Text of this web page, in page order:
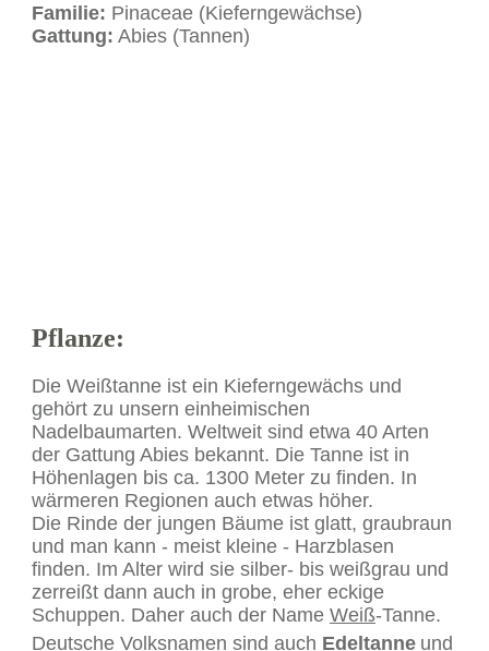
Familie: Pinaceae (Kieferngewächse)
Gattung: Abies (Tannen)
Pflanze:
Die Weißtanne ist ein Kieferngewächs und
gehört zu unsern einheimischen
Nadelbaumarten. Weltweit sind etwa 40 Arten
der Gattung Abies bekannt. Die Tanne ist in
Höhenlagen bis ca. 1300 Meter zu finden. In
wärmeren Regionen auch etwas höher.
Die Rinde der jungen Bäume ist glatt, graubraun
und man kann - meist kleine - Harzblasen
finden. Im Alter wird sie silber- bis weißgrau und
zerreißt dann auch in grobe, eher eckige
Schuppen. Daher auch der Name Weiß-Tanne.
Deutsche Volksnamen sind auch Edeltanne und